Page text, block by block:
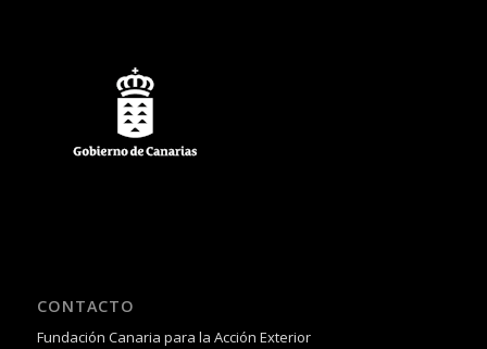
CONTACTO
Fundación Canaria para la Acción Exterior